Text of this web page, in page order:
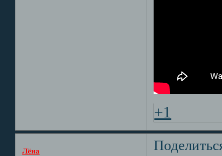
+1
Лёна